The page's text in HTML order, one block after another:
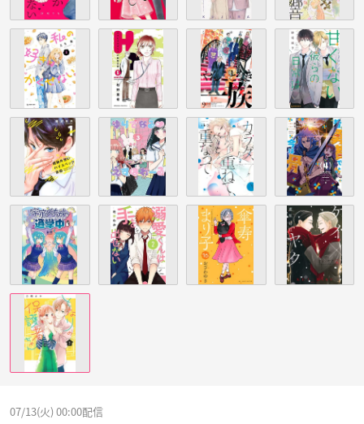
07/13(火) 00:00配信